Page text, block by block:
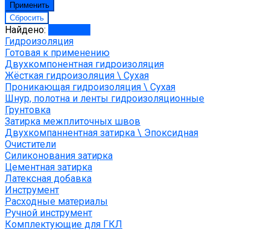
Найдено:
Гидроизоляция
Готовая к применению
Двухкомпонентная гидроизоляция
Жёсткая гидроизоляция \ Сухая
Проникающая гидроизоляция \ Сухая
Шнур, полотна и ленты гидроизоляционные
Грунтовка
Затирка межплиточных швов
Двухкомпаннентная затирка \ Эпоксидная
Очистители
Силиконования затирка
Цементная затирка
Латексная добавка
Инструмент
Расходные материалы
Ручной инструмент
Комплектующие для ГКЛ